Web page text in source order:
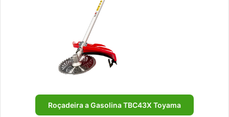
Roçadeira a Gasolina TBC43X Toyama